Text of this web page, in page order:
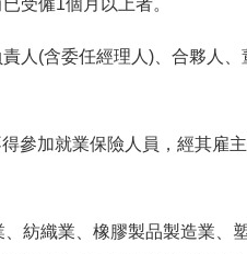
受僱1個月以上者。
人(含委任經理人)、合夥人
參加就業保險人員，經其雇
紡織業、橡膠製品製造業、